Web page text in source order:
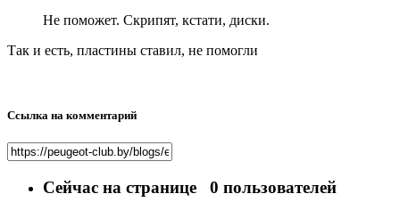
Не поможет. Скрипят, кстати, диски.
Так и есть, пластины ставил, не помогли
Ссылка на комментарий
Сейчас на странице 0 пользователей